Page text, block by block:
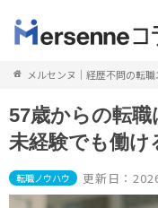
メルセンヌ｜経歴不問の転
57歳からの転
未経験でも働け
転職ノウハウ 更新日：